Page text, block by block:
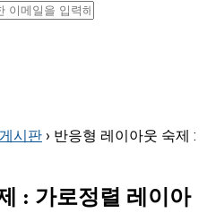
시판 › 반응형 레이아웃 숙제 :
: 가로정렬 레이아